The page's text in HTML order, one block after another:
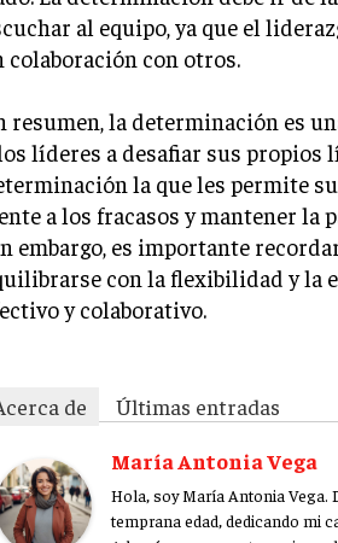
al equipo, ya que el
colaboración con otros.
resumen, la determinación es
líderes a desafiar sus propios
la que les permite
a los fracasos y mantener la
embargo, es importante
con la flexibilidad y la
y colaborativo.
de
Últimas entradas
María Antonia Vega
Hola, soy María Antonia
temprana edad, dedicando mi